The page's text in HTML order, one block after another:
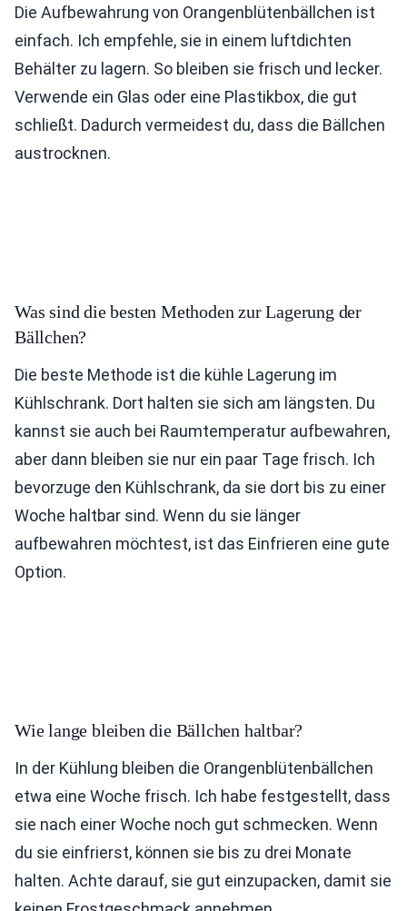
Die Aufbewahrung von Orangenblütenbällchen ist
einfach. Ich empfehle, sie in einem luftdichten
Behälter zu lagern. So bleiben sie frisch und lecker.
Verwende ein Glas oder eine Plastikbox, die gut
schließt. Dadurch vermeidest du, dass die Bällchen
austrocknen.
Was sind die besten Methoden zur Lagerung der
Bällchen?
Die beste Methode ist die kühle Lagerung im
Kühlschrank. Dort halten sie sich am längsten. Du
kannst sie auch bei Raumtemperatur aufbewahren,
aber dann bleiben sie nur ein paar Tage frisch. Ich
bevorzuge den Kühlschrank, da sie dort bis zu einer
Woche haltbar sind. Wenn du sie länger
aufbewahren möchtest, ist das Einfrieren eine gute
Option.
Wie lange bleiben die Bällchen haltbar?
In der Kühlung bleiben die Orangenblütenbällchen
etwa eine Woche frisch. Ich habe festgestellt, dass
sie nach einer Woche noch gut schmecken. Wenn
du sie einfrierst, können sie bis zu drei Monate
halten. Achte darauf, sie gut einzupacken, damit sie